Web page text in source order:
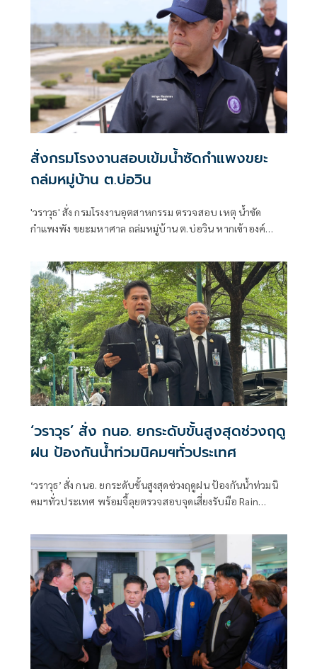
สั่งกรมโรงงานสอบเข้มน้ำซัดกำแพงขยะ
ถล่มหมู่บ้าน ต.บ่อวิน
'วราวุธ' สั่ง กรมโรงงานอุตสาหกรรม ตรวจสอบ เหตุ น้ำซัด
กำแพงพัง ขยะมหาศาล ถล่มหมู่บ้าน ต.บ่อวิน หากเข้าองค์
‘วราวุธ’ สั่ง กนอ. ยกระดับขั้นสูงสุดช่วงฤดู
ฝน ป้องกันน้ำท่วมนิคมฯทั่วประเทศ
‘วราวุธ’ สั่ง กนอ. ยกระดับขั้นสูงสุดช่วงฤดูฝน ป้องกันน้ำท่วมนิ
คมฯทั่วประเทศ พร้อมจี้ลุยตรวจสอบจุดเสี่ยงรับมือ Rain
ยาวถึงปี 70